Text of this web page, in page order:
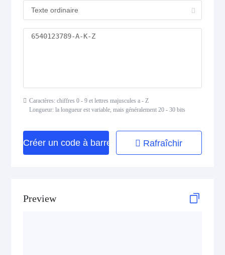
Deutsche Post Identcode
USPS PLANET
USPS POSTNET
Caractères: chiffres 0 - 9 et lettres majuscules a - Z
Longueur: la longueur est variable, mais généralement 20 - 30 bits
Créer un code à barres Rafraîchir
Preview